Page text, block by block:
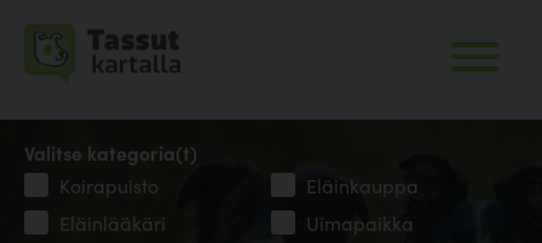
Valitse kategoria(t)
Koirapuisto
Eläinkauppa
Eläinlääkäri
Uimapaikka